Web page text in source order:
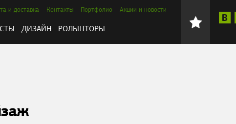
и доставка Контакты Портфолио Акции и новости
ДИЗАЙН РОЛЬШТОРЫ